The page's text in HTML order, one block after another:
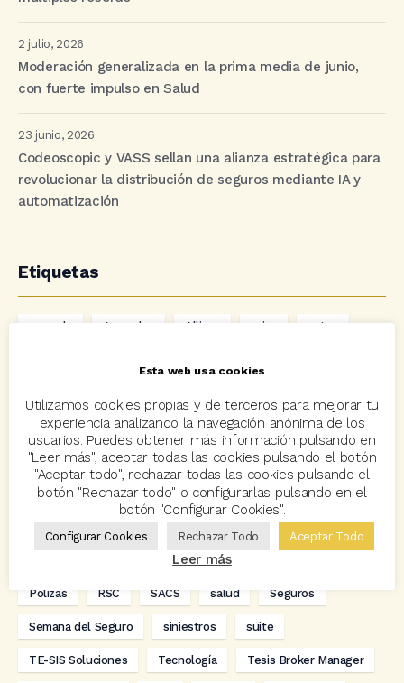
2 julio, 2026
Moderación generalizada en la prima media de junio,
con fuerte impulso en Salud
23 junio, 2026
Codeoscopic y VASS sellan una alianza estratégica para
revolucionar la distribución de seguros mediante IA y
automatización
Etiquetas
acuerdo Acuerdos Allianz asisa autos
Codeoscopic Workspace Coverize Decesos
digitalización Eventos formación GRC-Broker
hogar Innovación Innova Ibérica
Mediadores motos
Premios Coreoscopic
Pólizas RSC SACS salud Seguros
Semana del Seguro siniestros suite
TE-SIS Soluciones Tecnología Tesis Broker Manager
Esta web usa cookies
Utilizamos cookies propias y de terceros para mejorar tu
experiencia analizando la navegación anónima de los
usuarios. Puedes obtener más información pulsando en
"Leer más", aceptar todas las cookies pulsando el botón
"Aceptar todo", rechazar todas las cookies pulsando el
botón "Rechazar todo" o configurarlas pulsando en el
botón "Configurar Cookies".
Configurar Cookies Rechazar Todo Aceptar Todo
Leer más